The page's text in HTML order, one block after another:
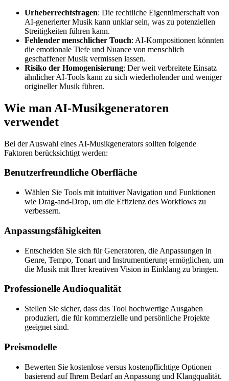
Urheberrechtsfragen: Die rechtliche Eigentümerschaft von
AI-generierter Musik kann unklar sein, was zu potenziellen
Streitigkeiten führen kann.
Fehlender menschlicher Touch: AI-Kompositionen könnten
die emotionale Tiefe und Nuance von menschlich
geschaffener Musik vermissen lassen.
Risiko der Homogenisierung: Der weit verbreitete Einsatz
ähnlicher AI-Tools kann zu sich wiederholender und weniger
origineller Musik führen.
Wie man AI-Musikgeneratoren
verwendet
Bei der Auswahl eines AI-Musikgenerators sollten folgende
Faktoren berücksichtigt werden:
Benutzerfreundliche Oberfläche
Wählen Sie Tools mit intuitiver Navigation und Funktionen
wie Drag-and-Drop, um die Effizienz des Workflows zu
verbessern.
Anpassungsfähigkeiten
Entscheiden Sie sich für Generatoren, die Anpassungen in
Genre, Tempo, Tonart und Instrumentierung ermöglichen, um
die Musik mit Ihrer kreativen Vision in Einklang zu bringen.
Professionelle Audioqualität
Stellen Sie sicher, dass das Tool hochwertige Ausgaben
produziert, die für kommerzielle und persönliche Projekte
geeignet sind.
Preismodelle
Bewerten Sie kostenlose versus kostenpflichtige Optionen
basierend auf Ihrem Bedarf an Anpassung und Klangqualität.